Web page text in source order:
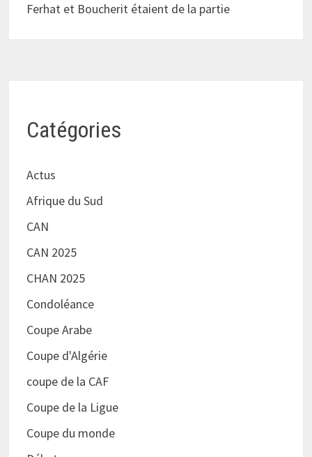
Ferhat et Boucherit étaient de la partie
Catégories
Actus
Afrique du Sud
CAN
CAN 2025
CHAN 2025
Condoléance
Coupe Arabe
Coupe d'Algérie
coupe de la CAF
Coupe de la Ligue
Coupe du monde